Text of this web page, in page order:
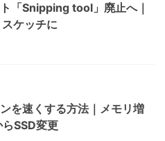
「Snipping tool」廃止へ｜
ケッチに
を速くする方法｜メモリ増
SSD変更